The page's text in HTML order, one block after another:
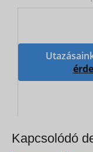
Kapcsolódó